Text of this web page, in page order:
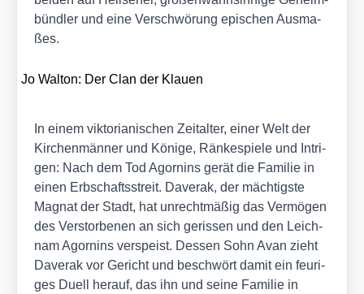
bünd­ler und eine Ver­schwö­rung epi­schen Aus­ma­
ßes.
Jo Walt­on: Der Clan der Klau­en
In einem vik­to­ria­ni­schen Zeit­al­ter, einer Welt der
Kir­chen­män­ner und Köni­ge, Rän­ke­spie­le und Intri­
gen: Nach dem Tod Ago­rnins gerät die Fami­lie in
einen Erb­schafts­streit. Daverak, der mäch­tigs­te
Magnat der Stadt, hat unrecht­mä­ßig das Ver­mö­gen
des Ver­stor­be­nen an sich geris­sen und den Leich­
nam Ago­rnins ver­speist. Des­sen Sohn Avan zieht
Daverak vor Gericht und beschwört damit ein feu­ri­
ges Duell her­auf, das ihn und sei­ne Fami­lie in